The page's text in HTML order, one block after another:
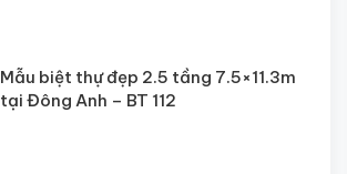
Mẫu biệt thự đẹp 2.5 tầng 7.5×11.3m
tại Đông Anh – BT 112